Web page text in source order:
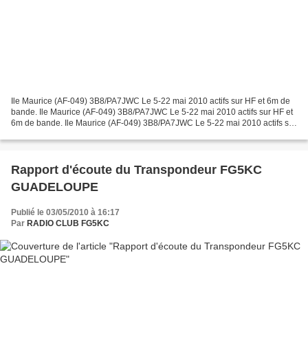
Ile Maurice (AF-049) 3B8/PA7JWC Le 5-22 mai 2010 actifs sur HF et 6m de
bande. Ile Maurice (AF-049) 3B8/PA7JWC Le 5-22 mai 2010 actifs sur HF et
6m de bande. Ile Maurice (AF-049) 3B8/PA7JWC Le 5-22 mai 2010 actifs sur
Rapport d'écoute du Transpondeur FG5KC
GUADELOUPE
Publié le 03/05/2010 à 16:17
Par RADIO CLUB FG5KC